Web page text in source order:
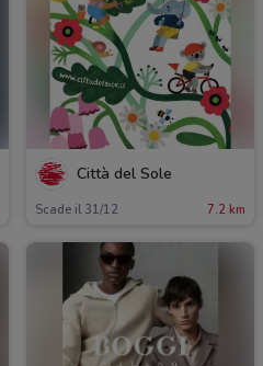
Città del Sole
Scade il 31/12 7.2 km